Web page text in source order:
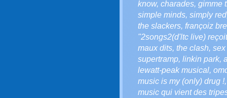
know, charades, gimme
simple minds, simply red
the slackers, françoiz
"2songs2(d'ltc live)
maux dits, the clash,
supertramp, linkin park,
lewatt-peak musical,
music is my (only) drug !
music qui vient des